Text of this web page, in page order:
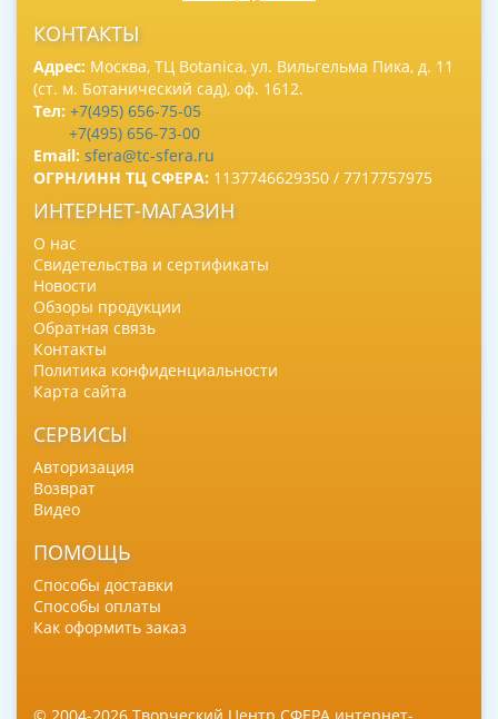
КОНТАКТЫ
Адрес: Москва, ТЦ Botanica, ул. Вильгельма Пика, д. 11
(ст. м. Ботанический сад), оф. 1612.
Тел: +7(495) 656-75-05
+7(495) 656-73-00
Email: sfera@tc-sfera.ru
ОГРН/ИНН ТЦ СФЕРА: 1137746629350 / 7717757975
ИНТЕРНЕТ-МАГАЗИН
О нас
Свидетельства и сертификаты
Новости
Обзоры продукции
Обратная связь
Контакты
Политика конфиденциальности
Карта сайта
СЕРВИСЫ
Авторизация
Возврат
Видео
ПОМОЩЬ
Способы доставки
Способы оплаты
Как оформить заказ